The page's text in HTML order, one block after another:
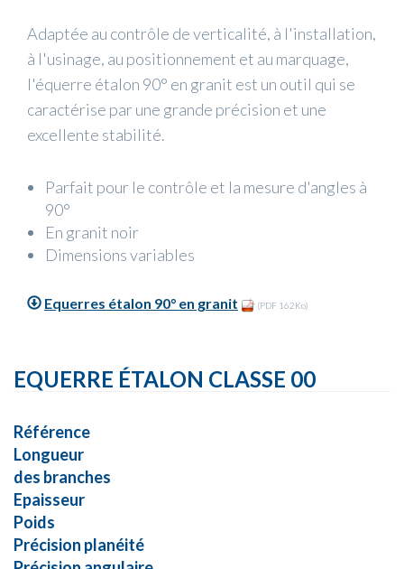
Adaptée au contrôle de verticalité, à l'installation,
à l'usinage, au positionnement et au marquage,
l'équerre étalon 90° en granit est un outil qui se
caractérise par une grande précision et une
excellente stabilité.
Parfait pour le contrôle et la mesure d'angles à
90°
En granit noir
Dimensions variables
Equerres étalon 90° en granit (PDF 162Ko)
EQUERRE ÉTALON CLASSE 00
Référence
Longueur
des branches
Epaisseur
Poids
Précision planéité